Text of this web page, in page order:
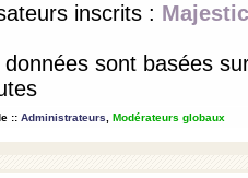
inscrits :
données sont basées
:: Administrateurs Modérateurs globaux